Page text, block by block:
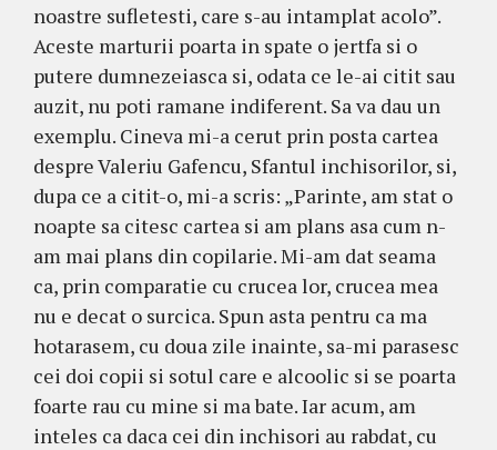
noastre sufletesti, care s-au intamplat acolo”.
Aceste marturii poarta in spate o jertfa si o
putere dumnezeiasca si, odata ce le-ai citit sau
auzit, nu poti ramane indiferent. Sa va dau un
exemplu. Cineva mi-a cerut prin posta cartea
despre Valeriu Gafencu, Sfantul inchisorilor, si,
dupa ce a citit-o, mi-a scris: „Parinte, am stat o
noapte sa citesc cartea si am plans asa cum n-
am mai plans din copilarie. Mi-am dat seama
ca, prin comparatie cu crucea lor, crucea mea
nu e decat o surcica. Spun asta pentru ca ma
hotarasem, cu doua zile inainte, sa-mi parasesc
cei doi copii si sotul care e alcoolic si se poarta
foarte rau cu mine si ma bate. Iar acum, am
inteles ca daca cei din inchisori au rabdat, cu